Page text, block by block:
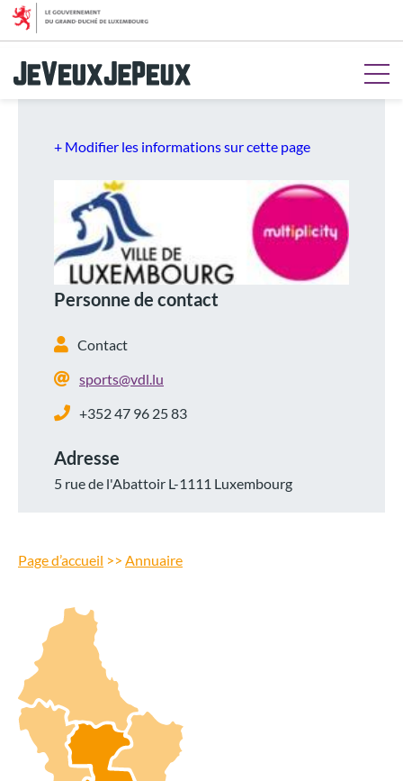
Aller au menu
Aller à la recherche
+ Modifier les informations sur cette page
Personne de contact
Contact
sports@vdl.lu
+352 47 96 25 83
Adresse
5 rue de l'Abattoir L-1111 Luxembourg
Page d’accueil >> Annuaire